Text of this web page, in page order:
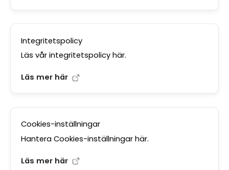
Integritetspolicy
Läs vår integritetspolicy här.
Läs mer här
Cookies-inställningar
Hantera Cookies-inställningar här.
Läs mer här